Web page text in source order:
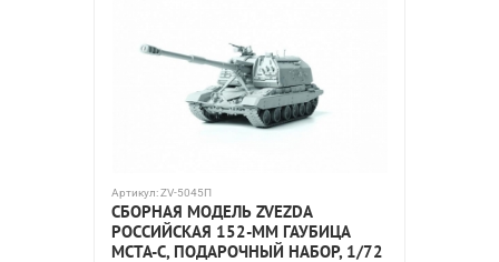
Артикул:ZV-5045П
СБОРНАЯ МОДЕЛЬ ZVEZDA
РОССИЙСКАЯ 152-ММ ГАУБИЦА
МСТА-С, ПОДАРОЧНЫЙ НАБОР, 1/72